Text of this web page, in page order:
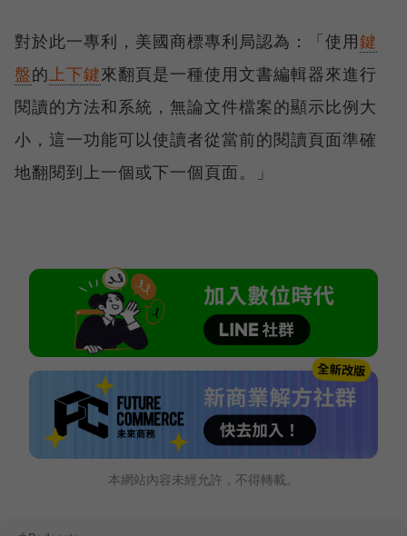
對於此一專利，美國商標專利局認為：「使用鍵
盤的 上下鍵來翻頁是一種使用文書編輯器來進行
閱讀的方法和系統，無論文件檔案的顯示比例大
小，這一功能可以使讀者從當前的閱讀頁面準確
地翻閱到上一個或下一個頁面。」
本網站內容未經允許，不得轉載。